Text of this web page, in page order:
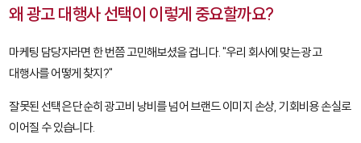
왜 광고 대행사 선택이 이렇게 중요할까요?
마케팅 담당자라면 한 번쯤 고민해보셨을 겁니다. "우리 회사에 맞는 광고
대행사를 어떻게 찾지?"
잘못된 선택은 단순히 광고비 낭비를 넘어 브랜드 이미지 손상, 기회비용 손실로
이어질 수 있습니다.